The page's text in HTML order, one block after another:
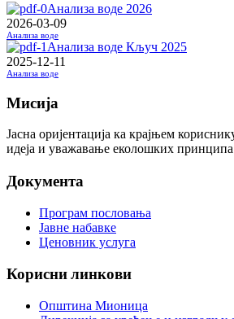
Анализа воде 2026
2026-03-09
Анализа воде
Анализа воде Кључ 2025
2025-12-11
Анализа воде
Мисија
Јасна оријентација ка крајњем
идеја и уважавање еколошких
Документа
Програм пословања
Јавне набавке
Ценовник услуга
Корисни линкови
Општина Мионица